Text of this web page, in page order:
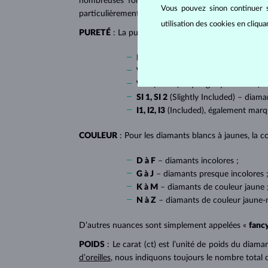
particulièrement populaire sur les bagues de
PURETÉ : La pureté de diamant est déterminée
VVS 1, VVS 2
VS 1, VS 2
SI 1, SI 2 (Slightly Included) –
I1, I2, I3 (Included), également
COULEUR : Pour les diamants blancs à jaunes, la
D à F – diamants incolores ;
G à J – diamants presque incolores ;
K à M – diamants de couleur jaune
N à Z – diamants de couleur jaune-
D’autres nuances sont simplement appelées «
POIDS : Le carat (ct) est l’unité de poids du
d’oreilles, nous indiquons toujours le nombre total
Vous pouvez sinon continuer
utilisation des cookies en